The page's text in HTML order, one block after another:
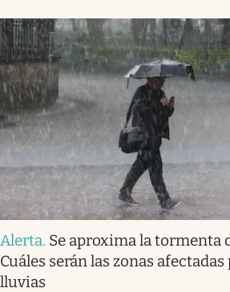
Alerta. Se aproxima la tormenta
Cuáles serán las zonas
lluvias